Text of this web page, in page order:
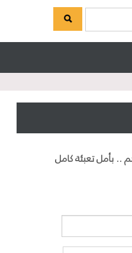
.. بأمل تعبئة كامل